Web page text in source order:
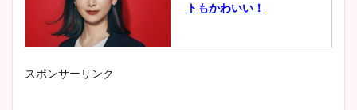
トもかわいい！
スポンサーリンク